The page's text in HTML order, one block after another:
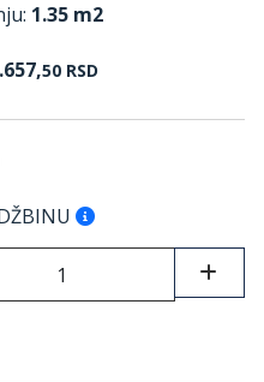
1.35 m2
50 RSD